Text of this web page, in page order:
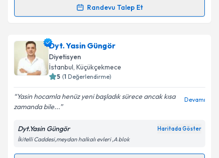
Randevu Talep Et
takvim hazırlandığında e-posta ile bilgilendireceğiz.
E-posta Adresiniz
kapsamda işlenmesini kabul ediyorum.
Dyt. Yasin Güngör
Diyetisyen
İstanbul, Küçükçekmece
5 (1 Değerlendirme)
Yasin hocamla henüz yeni başladık sürece ancak kısa
zamanda bile...
Devamı
Dyt.Yasin Güngör Haritada Göster
İkitelli Caddesi,meydan halkalı evleri ,A blok